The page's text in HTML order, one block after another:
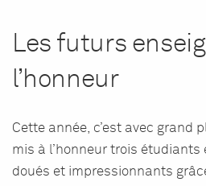
Les futurs
l’honneur
Cette année, c’est avec grand
mis à l’honneur trois étudiants
doués et impressionnants